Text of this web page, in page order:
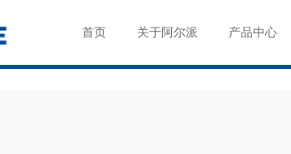
首页 关于阿尔派 产品中心